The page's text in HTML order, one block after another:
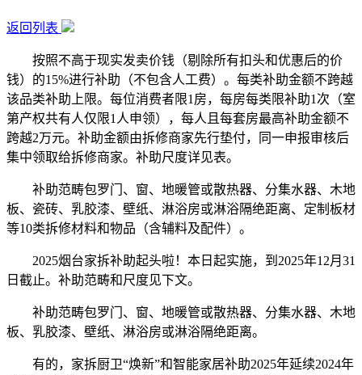
返回列表
按照不高于现实发卖价钱（剔除所有扣头和优惠后的价
钱）的15%进行补助（不包含人工费）。每类补助金额不跨越
该品类补助上限。每位消费者限1房，每房每类限补助1次（室
第产权共有人仅限1人申领），每人且每套房最高补助金额不
跨越2万元。补助金额由拆修商家先行垫付，同一申报审核后
集中领取给拆修商家。补助尺度详见表。
补助范畴包罗门、窗、地暖管或散热器、分集水器、木地
板、瓷砖、乳胶漆、壁纸、淋浴房或淋浴隔绝距离、定制板材
等10类拆修材料和物品（含辅料及配件）。
2025烟台家拆补助起头啦！本日起实施，到2025年12月31
日截止。补助范畴和尺度见下文。
补助范畴包罗门、窗、地暖管或散热器、分集水器、木地
板、乳胶漆、壁纸、淋浴房或淋浴隔绝距离。
有的，家拆厨卫“焕新”和智能家居补助2025年延续2024年